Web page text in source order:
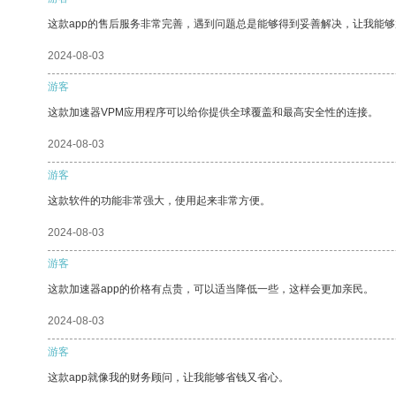
这款app的售后服务非常完善，遇到问题总是能够得到妥善解决，让我能够
2024-08-03
游客
这款加速器VPM应用程序可以给你提供全球覆盖和最高安全性的连接。
2024-08-03
游客
这款软件的功能非常强大，使用起来非常方便。
2024-08-03
游客
这款加速器app的价格有点贵，可以适当降低一些，这样会更加亲民。
2024-08-03
游客
这款app就像我的财务顾问，让我能够省钱又省心。